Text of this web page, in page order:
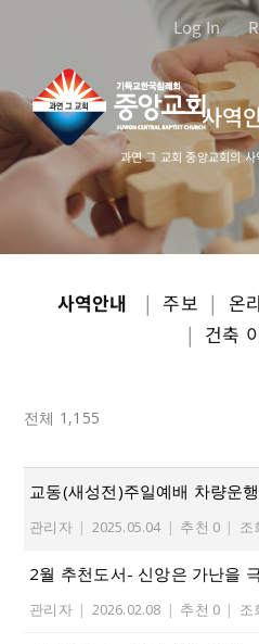
로
건
너
뛰
Log In
사역
과연 그 교회 중앙교회의
사역안내 | 주보 | 온
| 건축
전체 1,155
교동(새성전)주일예배 차량운
관리자 | 2025.05.04 | 추천 0 | 조
2월 추천도서- 신앙은 가난을
관리자 | 2026.02.08 | 추천 0 | 조